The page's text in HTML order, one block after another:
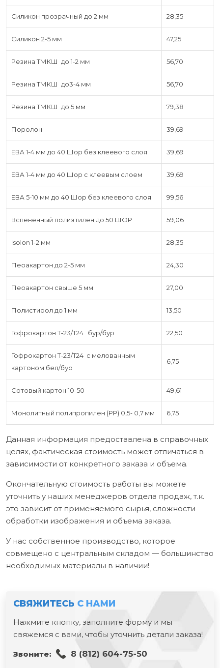
Силикон прозрачный до 2 мм 28,35
Силикон 2-5 мм 47,25
Резина ТМКШ до 1-2 мм 56,70
Резина ТМКШ до3-4 мм 56,70
Резина ТМКШ до 5 мм 79,38
Поролон 39,69
ЕВА 1-4 мм до 40 Шор без клеевого слоя 39,69
ЕВА 1-4 мм до 40 Шор с клеевым слоем 39,69
ЕВА 5-10 мм до 40 Шор без клеевого слоя 99,56
Вспененный полиэтилен до 50 ШОР 59,06
Isolon 1-2 мм 28,35
Пеоакартон до 2-5 мм 24,30
Пеоакартон свыше 5 мм 27,00
Полистирол до 1 мм 13,50
Гофрокартон Т-23/Т24 бур/бур 22,50
Гофрокартон Т-23/Т24 с мелованным
картоном бел/бур
6,75
Сотовый картон 10-50 49,61
Монолитный полипропилен (PP) 0,5- 0,7 мм 6,75
Данная информация предоставлена в справочных
целях, фактическая стоимость может отличаться в
зависимости от конкретного заказа и объема.
Окончательную стоимость работы вы можете
уточнить у наших менеджеров отдела продаж, т.к.
это зависит от применяемого сырья, сложности
обработки изображения и объема заказа.
У нас собственное производство, которое
совмещено с центральным складом — большинство
необходимых материалы в наличии!
СВЯЖИТЕСЬ С НАМИ
Нажмите кнопку, заполните форму и мы
свяжемся с вами, чтобы уточнить детали заказа!
Звоните: 8 (812) 604-75-50